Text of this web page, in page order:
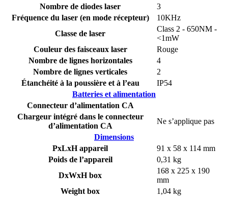
Nombre de diodes laser
3
Fréquence du laser (en mode récepteur)
10KHz
Classe de laser
Class 2 - 650NM -
<1mW
Couleur des faisceaux laser
Rouge
Nombre de lignes horizontales
4
Nombre de lignes verticales
2
Étanchéité à la poussière et à l’eau
IP54
Batteries et alimentation
Connecteur d’alimentation CA
Chargeur intégré dans le connecteur
d’alimentation CA
Ne s’applique pas
Dimensions
PxLxH appareil
91 x 58 x 114 mm
Poids de l’appareil
0,31 kg
DxWxH box
168 x 225 x 190
mm
Weight box
1,04 kg